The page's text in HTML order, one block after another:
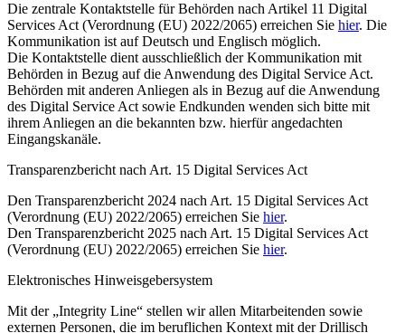
Die zentrale Kontaktstelle für Behörden nach Artikel 11 Digital
Services Act (Verordnung (EU) 2022/2065) erreichen Sie hier. Die
Kommunikation ist auf Deutsch und Englisch möglich.
Die Kontaktstelle dient ausschließlich der Kommunikation mit
Behörden in Bezug auf die Anwendung des Digital Service Act.
Behörden mit anderen Anliegen als in Bezug auf die Anwendung
des Digital Service Act sowie Endkunden wenden sich bitte mit
ihrem Anliegen an die bekannten bzw. hierfür angedachten
Eingangskanäle.
Transparenzbericht nach Art. 15 Digital Services Act
Den Transparenzbericht 2024 nach Art. 15 Digital Services Act
(Verordnung (EU) 2022/2065) erreichen Sie hier.
Den Transparenzbericht 2025 nach Art. 15 Digital Services Act
(Verordnung (EU) 2022/2065) erreichen Sie hier.
Elektronisches Hinweisgebersystem
Mit der „Integrity Line“ stellen wir allen Mitarbeitenden sowie
externen Personen, die im beruflichen Kontext mit der Drillisch